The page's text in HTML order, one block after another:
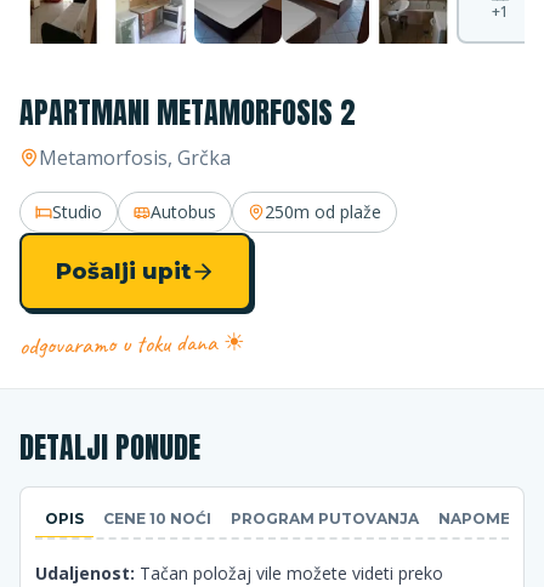
+1
APARTMANI METAMORFOSIS 2
Metamorfosis, Grčka
Studio Autobus 250m od plaže
Pošalji upit
odgovaramo u toku dana ☀
DETALJI PONUDE
OPIS CENE 10 NOĆI PROGRAM PUTOVANJA NAPOMENE
Udaljenost: Tačan položaj vile možete videti preko